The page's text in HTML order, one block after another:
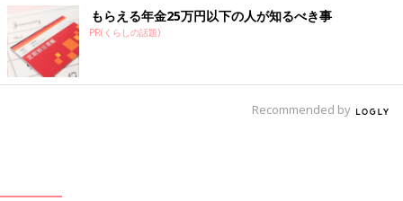
もらえる年金25万円以下の人が知るべき事
PR(くらしの話題)
Recommended by